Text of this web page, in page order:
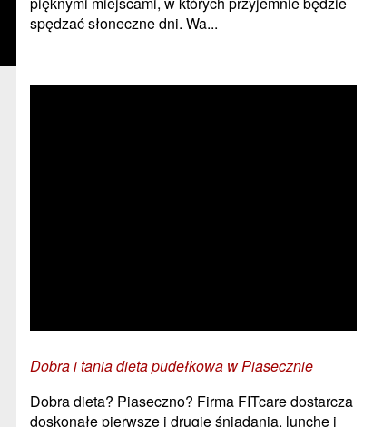
spędzać słoneczne dni. Wa...
Dobra i tania dieta pudełkowa w Piasecznie
Dobra dieta? Piaseczno? Firma FITcare dostarcza
doskonałe pierwsze i drugie śniadania, lunche i